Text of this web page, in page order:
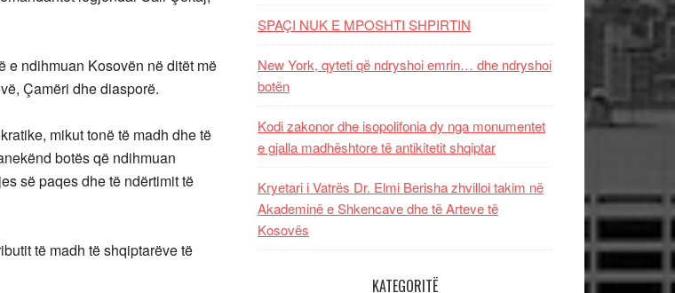
e ndihmuan Kosovën në ditët më
Çamëri dhe diasporë.
mikut tonë të madh dhe të
botës që ndihmuan
së paqes dhe të ndërtimit të
të madh të shqiptarëve të
SPAÇI NUK E MPOSHTI SHPIRTIN
New York, qyteti që ndryshoi emrin… dhe ndryshoi
botën
Kodi zakonor dhe isopolifonia dy nga monumentet
e gjalla madhështore të antikitetit shqiptar
Kryetari i Vatrës Dr. Elmi Berisha zhvilloi takim në
Akademinë e Shkencave dhe të Arteve të
Kosovës
KATEGORITË